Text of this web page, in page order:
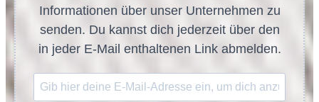
Informationen über unser Unternehmen zu
senden. Du kannst dich jederzeit über den
in jeder E-Mail enthaltenen Link abmelden.